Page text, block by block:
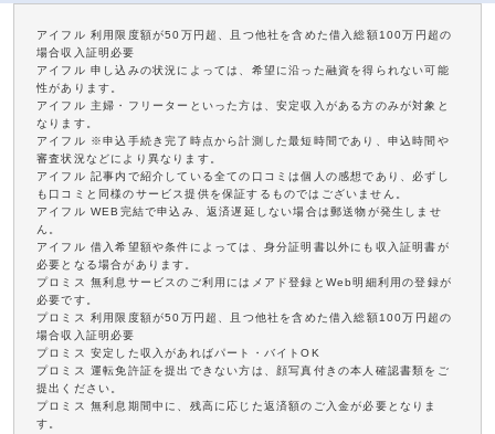
アイフル 利用限度額が50万円超、且つ他社を含めた借入総額100万円超の
場合収入証明必要
アイフル 申し込みの状況によっては、希望に沿った融資を得られない可能
性があります。
アイフル 主婦・フリーターといった方は、安定収入がある方のみが対象と
なります。
アイフル ※申込手続き完了時点から計測した最短時間であり、申込時間や
審査状況などにより異なります。
アイフル 記事内で紹介している全ての口コミは個人の感想であり、必ずし
も口コミと同様のサービス提供を保証するものではございません。
アイフル WEB完結で申込み、返済遅延しない場合は郵送物が発生しませ
ん。
アイフル 借入希望額や条件によっては、身分証明書以外にも収入証明書が
必要となる場合があります。
プロミス 無利息サービスのご利用にはメアド登録とWeb明細利用の登録が
必要です。
プロミス 利用限度額が50万円超、且つ他社を含めた借入総額100万円超の
場合収入証明必要
プロミス 安定した収入があればパート・バイトOK
プロミス 運転免許証を提出できない方は、顔写真付きの本人確認書類をご
提出ください。
プロミス 無利息期間中に、残高に応じた返済額のご入金が必要となりま
す。